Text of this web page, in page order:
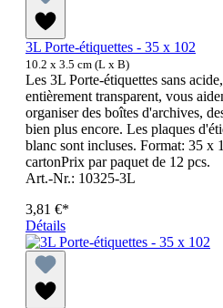
3L Porte-étiquettes - 35 x 102
10.2 x 3.5 cm (L x B)
Les 3L Porte-étiquettes sans
entièrement transparent, vous
organiser des boîtes d'archives,
bien plus encore. Les plaques
blanc sont incluses. Format: 35 x
cartonPrix par paquet de 12 pcs.
Art.-Nr.: 10325-3L
3,81 €*
Détails